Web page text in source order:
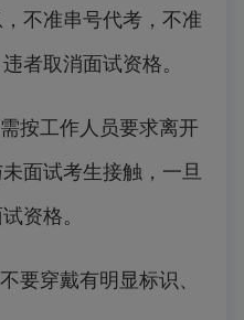
不准串号代考，不准
者取消面试资格。
按工作人员要求离开
面试考生接触，一旦
资格。
要穿戴有明显标识、